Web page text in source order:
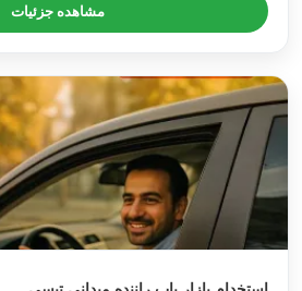
مشاهده جزئیات